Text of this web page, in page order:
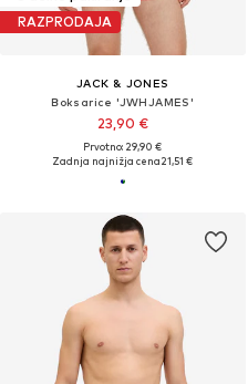
RAZPRODAJA
JACK & JONES
Boksarice 'JWHJAMES'
23,90 €
Prvotno: 29,90 €
Zadnja najnižja cena21,51 €